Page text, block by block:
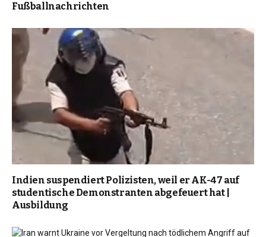
Fußballnachrichten
Indien suspendiert Polizisten, weil er AK-47 auf
studentische Demonstranten abgefeuert hat |
Ausbildung